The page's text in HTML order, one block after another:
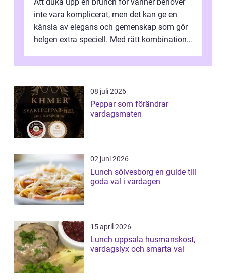
inte vara komplicerat, men det kan ge en
känsla av elegans och gemenskap som gör
helgen extra speciell. Med rätt kombination
08 juli 2026
Peppar som förändrar
vardagsmaten
02 juni 2026
Lunch sölvesborg en guide till
goda val i vardagen
15 april 2026
Lunch uppsala husmanskost,
vardagslyx och smarta val